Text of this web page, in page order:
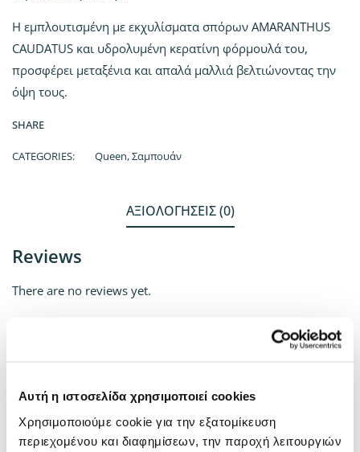
Αυτή η ιστοσελίδα χρησιμοποιεί cookies
Χρησιμοποιούμε cookie για την εξατομίκευση
περιεχομένου και διαφημίσεων, την παροχή λειτουργιών
Η εμπλουτισμένη με εκχυλίσματα σπόρων AMARANTHUS
CAUDATUS και υδρολυμένη κερατίνη φόρμουλά του,
προσφέρει μεταξένια και απαλά μαλλιά βελτιώνοντας την
όψη τους.
SHARE
CATEGORIES: Queen,Σαμπουάν
ΑΞΙΟΛΟΓΉΣΕΙΣ (0)
Reviews
There are no reviews yet.
Be the first to review “QUEEN SULFATE
κερατίνης”
Name